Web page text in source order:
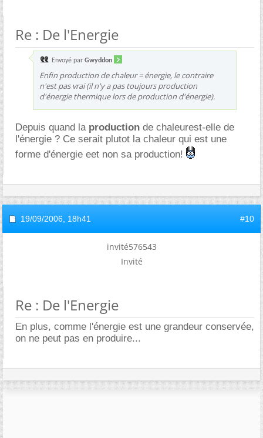
Re : De l'Energie
Envoyé par Gwyddon
Enfin production de chaleur = énergie, le contraire
n'est pas vrai (il n'y a pas toujours production
d'énergie thermique lors de production d'énergie).
Depuis quand la production de chaleurest-elle de
l'énergie ? Ce serait plutot la chaleur qui est une
forme d'énergie eet non sa production!
19/09/2006, 18h41 #10
invité576543
Invité
Re : De l'Energie
En plus, comme l'énergie est une grandeur conservée,
on ne peut pas en produire...